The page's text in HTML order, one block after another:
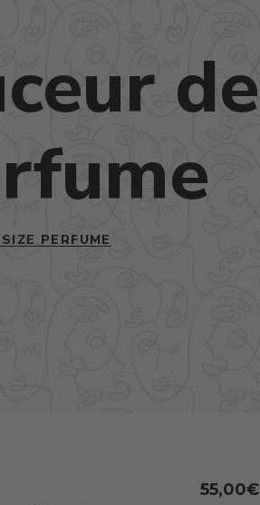
PERFUME
55,00€